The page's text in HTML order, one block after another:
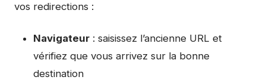
vos redirections :
Navigateur : saisissez l’ancienne URL et
vérifiez que vous arrivez sur la bonne
destination